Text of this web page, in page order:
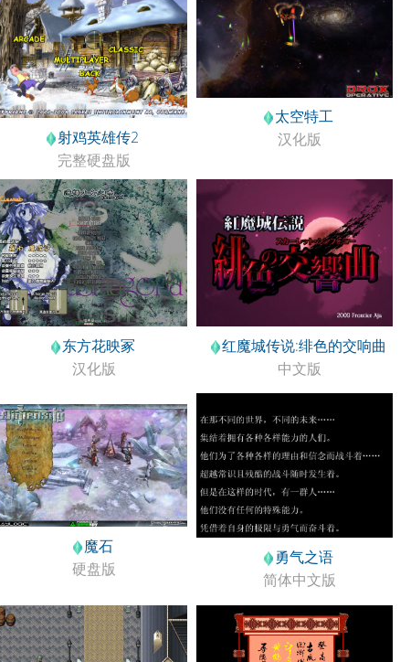
射鸡英雄传2
完整硬盘版
太空特工
汉化版
东方花映冢
汉化版
红魔城传说:绯色的交响曲
中文版
魔石
硬盘版
勇气之语
简体中文版